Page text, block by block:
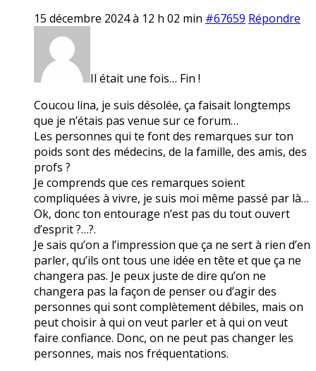
15 décembre 2024 à 12 h 02 min #67659 Répondre
Il était une fois… Fin !
Coucou lina, je suis désolée, ça faisait longtemps
que je n’étais pas venue sur ce forum…
Les personnes qui te font des remarques sur ton
poids sont des médecins, de la famille, des amis, des
profs ?
Je comprends que ces remarques soient
compliquées à vivre, je suis moi même passé par là…
Ok, donc ton entourage n’est pas du tout ouvert
d’esprit ?…?.
Je sais qu’on a l’impression que ça ne sert à rien d’en
parler, qu’ils ont tous une idée en tête et que ça ne
changera pas. Je peux juste de dire qu’on ne
changera pas la façon de penser ou d’agir des
personnes qui sont complètement débiles, mais on
peut choisir à qui on veut parler et à qui on veut
faire confiance. Donc, on ne peut pas changer les
personnes, mais nos fréquentations.